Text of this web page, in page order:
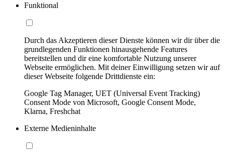
Funktional
Durch das Akzeptieren dieser Dienste können wir dir über die
grundlegenden Funktionen hinausgehende Features
bereitstellen und dir eine komfortable Nutzung unserer
Webseite ermöglichen. Mit deiner Einwilligung setzen wir auf
dieser Webseite folgende Drittdienste ein:
Google Tag Manager, UET (Universal Event Tracking)
Consent Mode von Microsoft, Google Consent Mode,
Klarna, Freshchat
Externe Medieninhalte